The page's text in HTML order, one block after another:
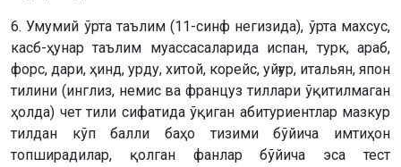
6. Умумий ўрта таълим (11-синф негизида), ўрта махсус,
касб-ҳунар таълим муассасаларида испан, турк, араб,
форс, дари, ҳинд, урду, хитой, корейс, уйғур, итальян, япон
тилини (инглиз, немис ва француз тиллари ўқитилмаган
ҳолда) чет тили сифатида ўқиган абитуриентлар мазкур
тилдан кўп балли баҳо тизими бўйича имтиҳон
топширадилар, қолган фанлар бўйича эса тест